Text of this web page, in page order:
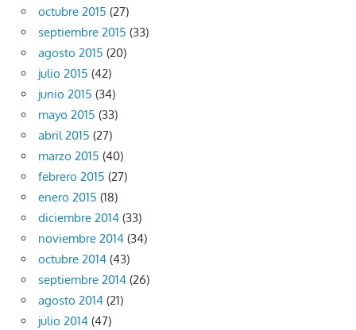
octubre 2015 (27)
septiembre 2015 (33)
agosto 2015 (20)
julio 2015 (42)
junio 2015 (34)
mayo 2015 (33)
abril 2015 (27)
marzo 2015 (40)
febrero 2015 (27)
enero 2015 (18)
diciembre 2014 (33)
noviembre 2014 (34)
octubre 2014 (43)
septiembre 2014 (26)
agosto 2014 (21)
julio 2014 (47)